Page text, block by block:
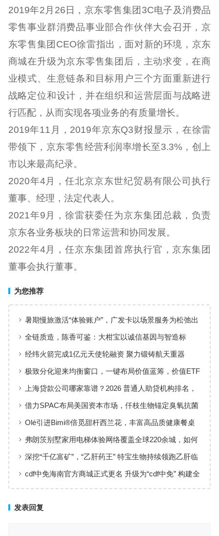
2019年2月26日，京东零售集团3C电子及消费品
零售事业群消费品事业部合作伙伴大会召开，京
东零售集团CEO徐雷指出，面对新的环境，京东
商城在升级为京东零售集团后，主动求变，在商
业模式、生意链条和目标用户三个方面重新进行
战略定位和设计，并在组织和运营层面与战略进
行匹配，从而实现各项业务的有质量增长。
2019年11月，2019年京东Q3财报显示，在徐雷
带领下，京东零售经营利润率增长至3.3%，创上
市以来最高纪录。
2020年4月，任北京京东世纪贸易有限公司执行
董事、经理，法定代表人。
2021年9月，徐雷获委任为京东集团总裁，负责
京东各业务板块的日常运营和协同发展。
2022年4月，任京东集团首席执行官，京东集团
董事会执行董事。
为您推荐
暑期慢旅激活“体验账户”，广发卡以场景服务为松弛出
行添彩
全链质造，陈香可鉴：大柑宝以诚信基因与智造标
准，定义新会陈皮高质量发展
经纬火箭完成1亿元天使轮融资 聚力锻铸航天重器
极致分化迎来均衡窗口，一键布局价值蓝筹，价值ETF
华夏火热开售
上海贷款公司哪家靠谱？2026 普通人助贷机构排名，
工薪族借钱选择指南
借力SPAC布局美国资本市场，仟枝生物锚定臭氧抗菌
黄金赛道
Olé引进Bimi®倍觅甜杆西兰花，丰富高品质健康餐桌
新选择
弗朗茨别墅家用电梯体验网络覆盖全球220余城，如何
实现高效服务响应
深挖“千亿富矿”，“乙肝药王” 特宝生物持续领跑乙肝临
床治愈
cdf中免海南官方商城正式更名 升级为“cdf中免” 构建全
发表回复